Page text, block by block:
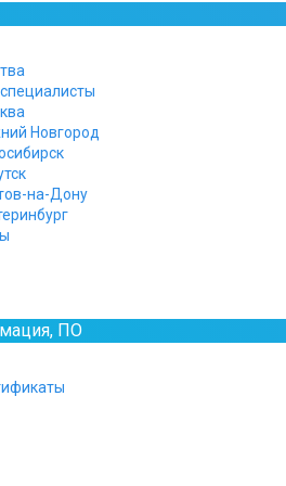
Новгород
на-Дону
ПО
связь через
связь и задачи
поступают потоки входящей